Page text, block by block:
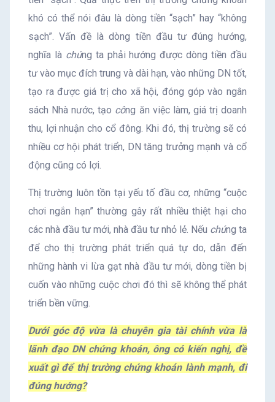
khó có thể nói đâu là dòng tiền “sạch” hay “không
sạch”. Vấn đề là dòng tiền đầu tư đúng hướng,
nghĩa là chúng ta phải hướng được dòng tiền đầu
tư vào mục đích trung và dài hạn, vào những DN tốt,
tạo ra được giá trị cho xã hội, đóng góp vào ngân
sách Nhà nước, tạo công ăn việc làm, giá trị doanh
thu, lợi nhuận cho cổ đông. Khi đó, thị trường sẽ có
nhiều cơ hội phát triển, DN tăng trưởng mạnh và cổ
động cũng có lợi.
Thị trường luôn tồn tại yếu tố đầu cơ, những “cuộc
chơi ngắn hạn” thường gây rất nhiều thiệt hại cho
các nhà đầu tư mới, nhà đầu tư nhỏ lẻ. Nếu chúng ta
để cho thị trường phát triển quá tự do, dẫn đến
những hành vi lừa gạt nhà đầu tư mới, dòng tiền bị
cuốn vào những cuộc chơi đó thì sẽ không thể phát
triển bền vững.
Dưới góc độ vừa là chuyên gia tài chính vừa là
lãnh đạo DN chứng khoán, ông có kiến nghị, đề
xuất gì để thị trường chứng khoán lành mạnh, đi
đúng hướng?